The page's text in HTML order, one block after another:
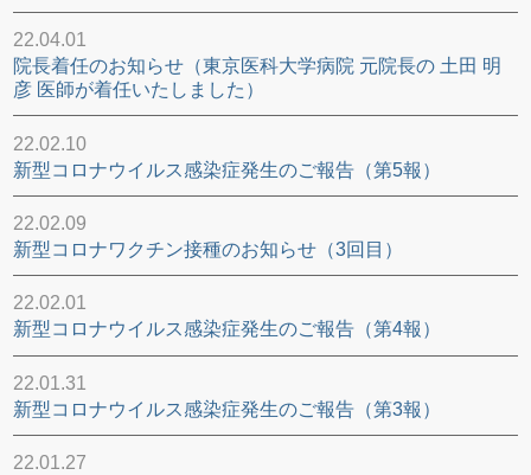
22.04.01
院長着任のお知らせ（東京医科大学病院 元院長の 土田 明
彦 医師が着任いたしました）
22.02.10
新型コロナウイルス感染症発生のご報告（第5報）
22.02.09
新型コロナワクチン接種のお知らせ（3回目）
22.02.01
新型コロナウイルス感染症発生のご報告（第4報）
22.01.31
新型コロナウイルス感染症発生のご報告（第3報）
22.01.27